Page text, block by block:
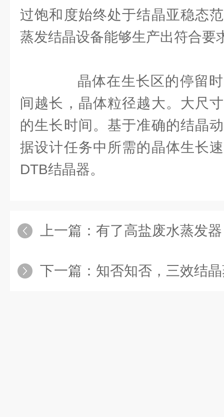
过饱和度始终处于结晶亚稳态
蒸发结晶设备能够生产出符合要
晶体在生长区的停留时
间越长，晶体粒径越大。大尺
的生长时间。基于准确的结晶
据设计任务中所需的晶体生长
DTB结晶器。
上一篇： 有了高盐废水蒸发器，浓缩
下一篇： 知否知否，三效结晶蒸发器